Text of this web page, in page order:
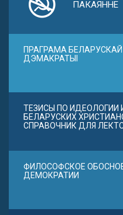
ПАКАЯННЕ
ПРАГРАМА
ДЭМАКРАТЫІ
ТЕЗИСЫ ПО
БЕЛАРУСКИХ
СПРАВОЧНИК ДЛЯ
ФИЛОСОФСКОЕ
ДЕМОКРАТИИ